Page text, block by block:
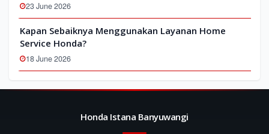
23 June 2026
Kapan Sebaiknya Menggunakan Layanan Home
Service Honda?
18 June 2026
Honda Istana Banyuwangi